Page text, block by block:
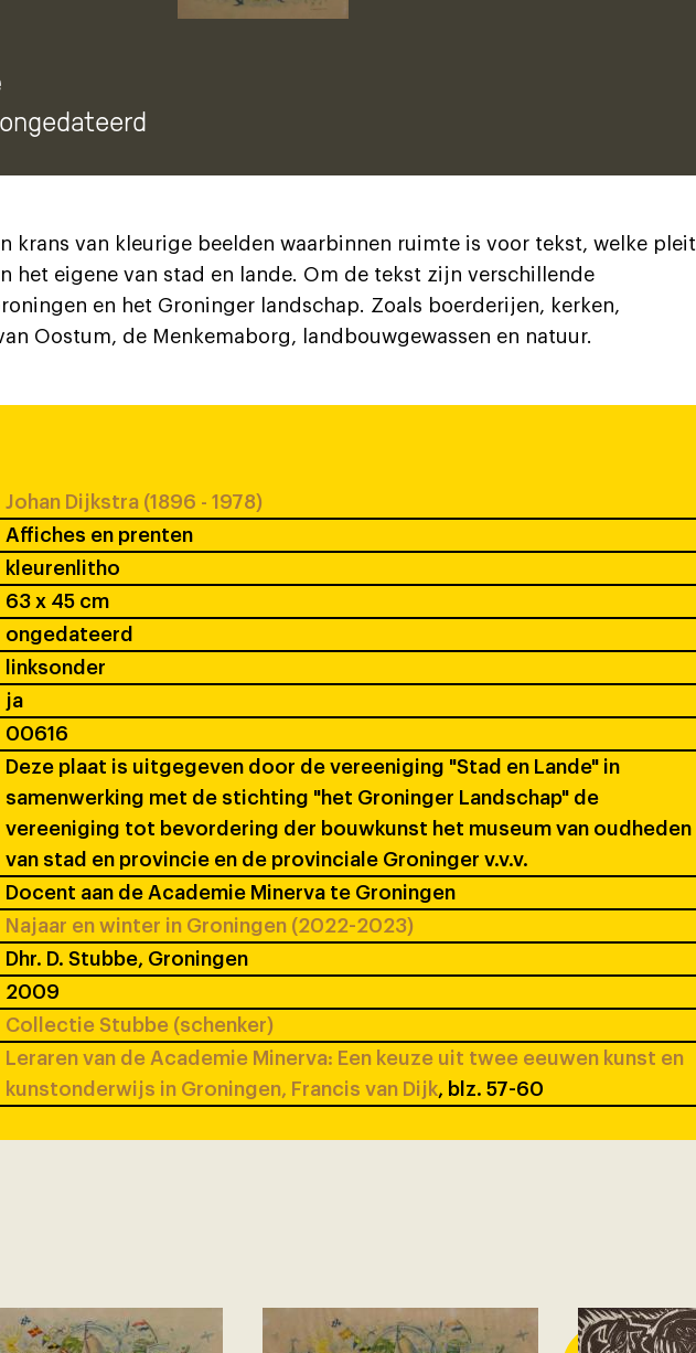
krans van kleurige beelden waarbinnen ruimte is voor tekst, welke pleit
het eigene van stad en lande. Om de tekst zijn verschillende
en het Groninger landschap. Zoals boerderijen, kerken,
Oostum, de Menkemaborg, landbouwgewassen en natuur.
Johan Dijkstra (1896 - 1978)
Affiches en prenten
kleurenlitho
63 x 45 cm
ongedateerd
linksonder
ja
00616
Deze plaat is uitgegeven door de vereeniging "Stad en Lande" in
samenwerking met de stichting "het Groninger Landschap" de
vereeniging tot bevordering der bouwkunst het museum van oudheden
van stad en provincie en de provinciale Groninger v.v.v.
Docent aan de Academie Minerva te Groningen
Najaar en winter in Groningen (2022-2023)
Dhr. D. Stubbe, Groningen
2009
Collectie Stubbe (schenker)
Leraren van de Academie Minerva: Een keuze uit twee eeuwen kunst en
kunstonderwijs in Groningen, Francis van Dijk, blz. 57-60